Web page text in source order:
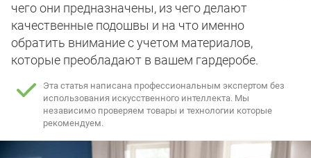
чего они предназначены, из чего делают
качественные подошвы и на что именно
обратить внимание с учетом материалов,
которые преобладают в вашем гардеробе.
Эта статья написана профессиональным экспертом без
использования искусственного интеллекта. Мы
независимо проверяем товары и технологии которые
рекомендуем.